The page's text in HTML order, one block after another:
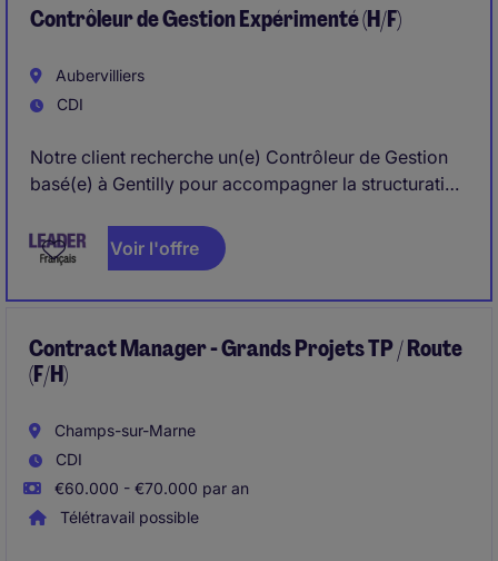
Contrôleur de Gestion Expérimenté (H/F)
Aubervilliers
CDI
Notre client recherche un(e) Contrôleur de Gestion
basé(e) à Gentilly pour accompagner la structuration
intervient en soutien du CFO et contribue au pilotage
de la performance du Groupe.
Voir l'offre
Contract Manager - Grands Projets TP / Route
(F/H)
Champs-sur-Marne
CDI
€60.000 - €70.000 par an
Télétravail possible